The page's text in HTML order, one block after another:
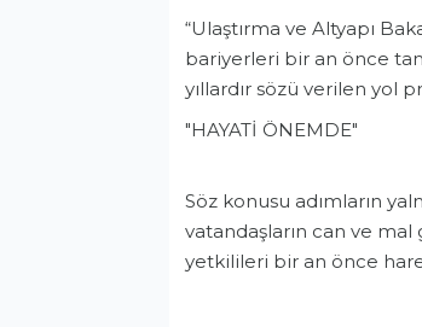
“Ulaştırma ve Altyapı
bariyerleri bir an önce
yıllardır sözü verilen yol
"HAYATİ ÖNEMDE"
Söz konusu adımların
vatandaşların can ve mal
yetkilileri bir an önce